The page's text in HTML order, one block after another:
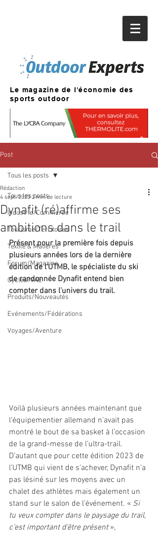
Le magazine de l'économie des
sports outdoor
Post
Tous les posts
Industrie/Commerce
Tourisme/Territoires
Textile & Matières
Forum/Magazine
Cycles/VAE
Produits/Nouveautés
Evénements/Fédérations
Voyages/Aventure
Tous les posts
Dynafit (ré)affirme ses
ambitions dans le trail
Rédaction
4 sept. 2023 2 min de lecture
Présent pour la première fois depuis
plusieurs années lors de la dernière
édition de l’UTMB, le spécialiste du ski
de randonnée Dynafit entend bien
compter dans l’univers du trail.
Voilà plusieurs années maintenant que
l’équipementier allemand n’avait pas
montré le bout de sa basket à l’occasion
de la grand-messe de l’ultra-trail.
D’autant que pour cette édition 2023 de
l’UTMB qui vient de s’achever, Dynafit n’a
pas lésiné sur les moyens avec un
chalet des athlètes mais également un
stand sur le salon de l’événement. « Si
tu veux compter dans le paysage du trail,
c’est important d’être présent »,